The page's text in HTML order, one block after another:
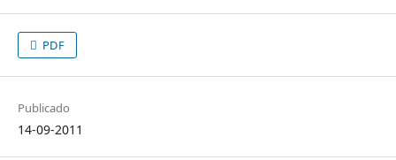
PDF
Publicado
14-09-2011